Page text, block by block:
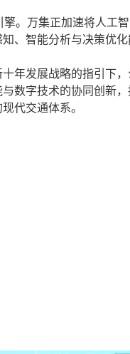
。万集正加速将人工
、智能分析与决策优化
年发展战略的指引下，
数字技术的协同创新
代交通体系。